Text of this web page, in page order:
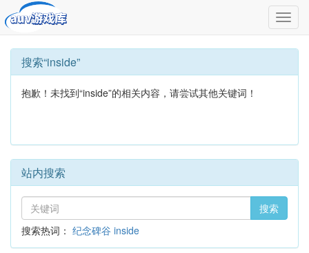
切
换
导
搜索“inside”
抱歉！未找到“inside”的相关内容，请尝试其他关键词！
站内搜索
搜索
搜索热词： 纪念碑谷 inside